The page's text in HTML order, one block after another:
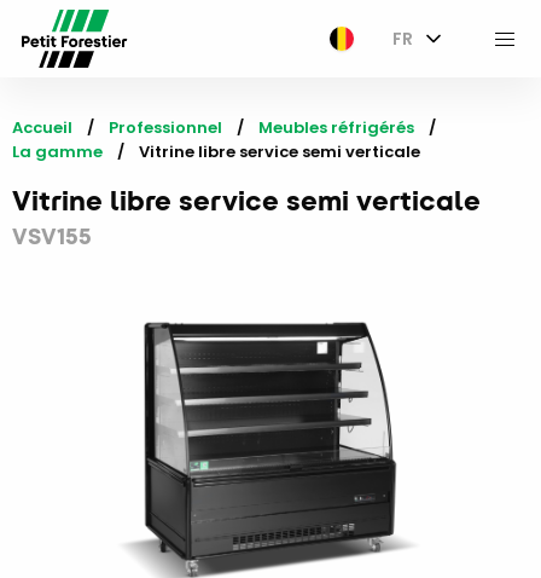
FR
Accueil Professionnel
Meubles réfrigérés
La gamme
Current:
Vitrine libre service semi verticale
Vitrine libre service semi verticale
VSV155